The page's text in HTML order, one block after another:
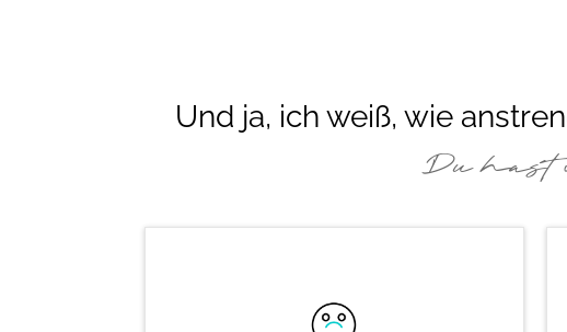
Und ja, ich weiß, wie
Du